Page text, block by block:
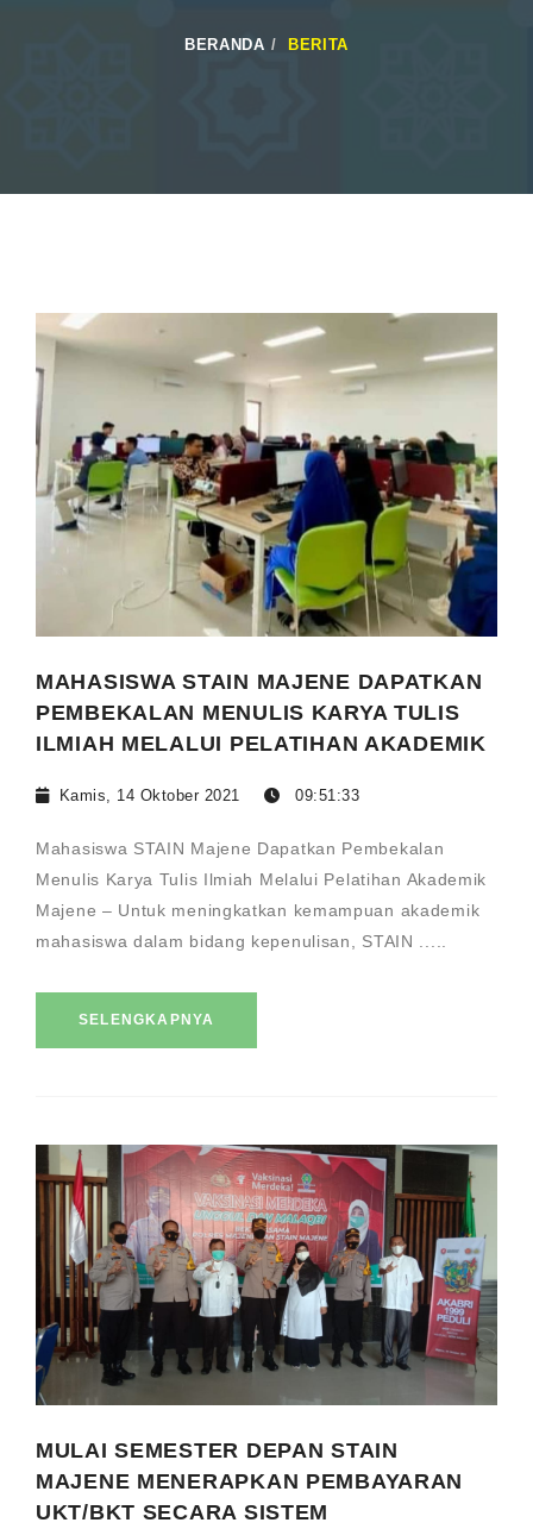
BERANDA BERITA
MAHASISWA STAIN MAJENE DAPATKAN
PEMBEKALAN MENULIS KARYA TULIS
ILMIAH MELALUI PELATIHAN AKADEMIK
Kamis, 14 Oktober 2021 09:51:33
Mahasiswa STAIN Majene Dapatkan Pembekalan
Menulis Karya Tulis Ilmiah Melalui Pelatihan Akademik
Majene – Untuk meningkatkan kemampuan akademik
mahasiswa dalam bidang kepenulisan, STAIN .....
SELENGKAPNYA
MULAI SEMESTER DEPAN STAIN
MAJENE MENERAPKAN PEMBAYARAN
UKT/BKT SECARA SISTEM